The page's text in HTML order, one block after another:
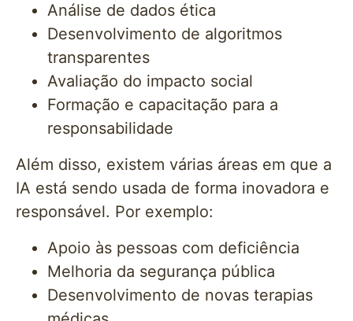
Análise de dados ética
Desenvolvimento de algoritmos
transparentes
Avaliação do impacto social
Formação e capacitação para a
responsabilidade
Além disso, existem várias áreas em que a
IA está sendo usada de forma inovadora e
responsável. Por exemplo:
Apoio às pessoas com deficiência
Melhoria da segurança pública
Desenvolvimento de novas terapias